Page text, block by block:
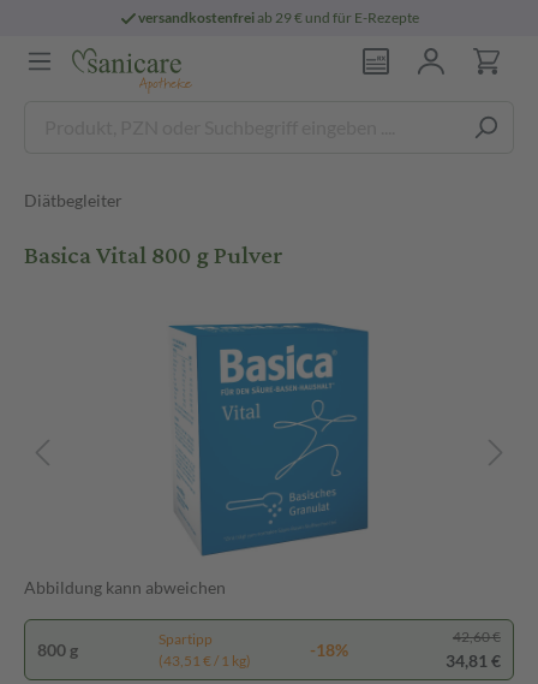
versandkostenfreiab 29 € und für E-Rezepte
Diätbegleiter
Basica Vital 800 g Pulver
Abbildung kann abweichen
800 g
Spartipp
(43,51 € / 1 kg)
-18%
42,60 €
34,81 €